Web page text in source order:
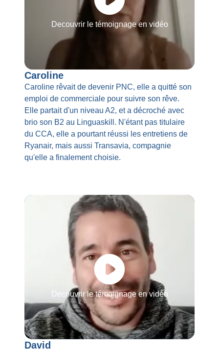
Decouvrir le témoignage en vidéo
Caroline
Caroline rêvait de devenir PNC, elle a quitté son
emploi de commerciale pour suivre son rêve.
Elle partait d'un niveau A2, et a décroché avec
brio son B2 au Linguaskill. N'étant pas titulaire
du CCA, elle a pourtant réussi les entretiens de
Ryanair, mais aussi Transavia, compagnie
qu'elle a finalement choisie.​
Decouvrir le témoignage en vidéo
David